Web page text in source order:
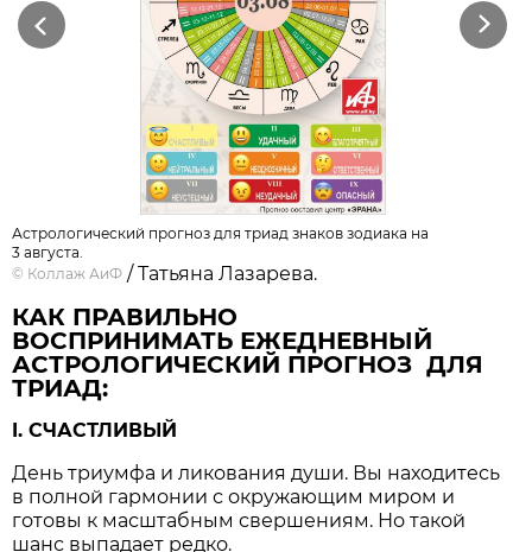
Previous Next
Астрологический прогноз для триад знаков зодиака на
3 августа.
© Коллаж АиФ / Татьяна Лазарева.
КАК ПРАВИЛЬНО
ВОСПРИНИМАТЬ ЕЖЕДНЕВНЫЙ
АСТРОЛОГИЧЕСКИЙ ПРОГНОЗ ДЛЯ
ТРИАД:
I. СЧАСТЛИВЫЙ
День триумфа и ликования души. Вы находитесь
в полной гармонии с окружающим миром и
готовы к масштабным свершениям. Но такой
шанс выпадает редко.